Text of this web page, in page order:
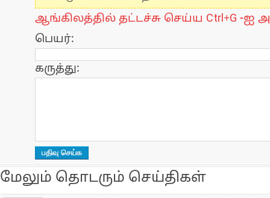
ஆங்கிலத்தில் தட்டச்சு செய்ய Ctrl+G -ஐ
பெயர்:
கருத்து:
மேலும் தொடரும் செய்திகள்